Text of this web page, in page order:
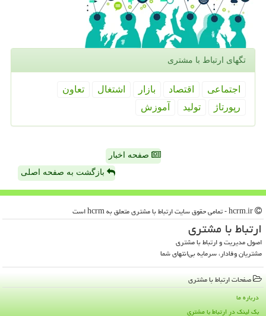
تگهای ارتباط با مشتری
اجتماعی اقتصاد بازار اشتغال
تعاون
رپورتاژ
تولید آموزش
صفحه اخبار
بازگشت به صفحه اصلی
ارتباط با مشتری
اصول مدیریت و ارتباط با مشتری
مشتریان وفادار، سرمایه بی‌انتهای شما
صفحات ارتباط با مشتری
درباره ما
بک لینک در ارتباط با مشتری